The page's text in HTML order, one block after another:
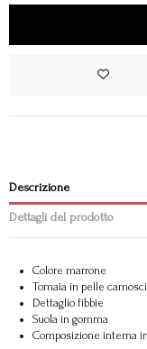
Descrizione
Dettagli del prodotto
Colore marrone
Tomaia in pelle
Dettaglio fibbie
Suola in gomma
Composizione interna